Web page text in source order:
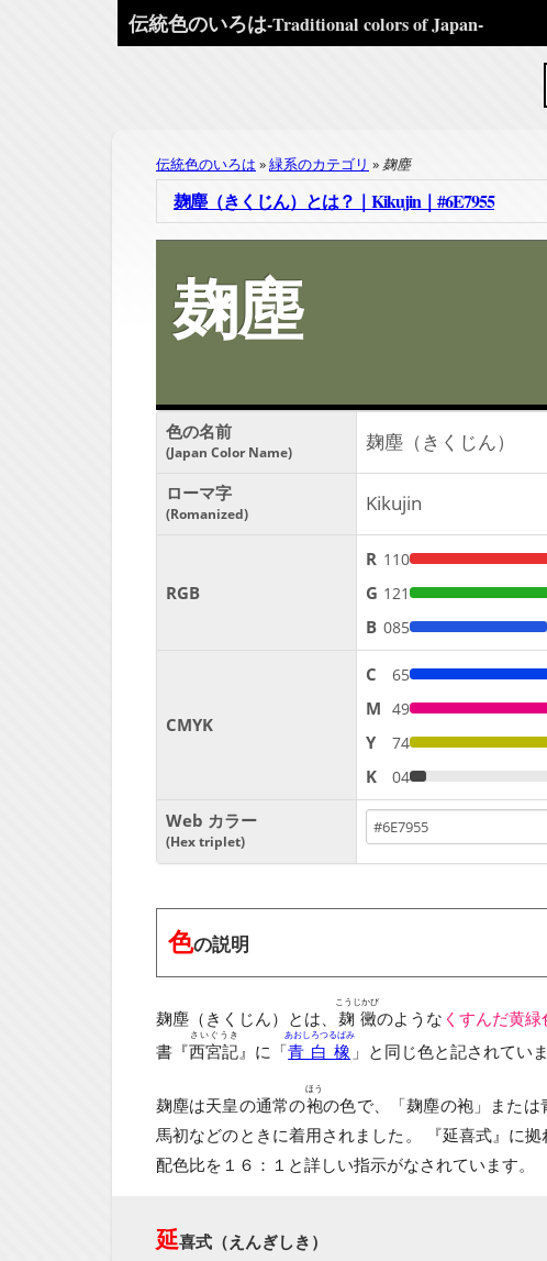
伝統色のいろは-Traditional colors of Japan-
伝統色のいろは 緑系のカテゴリ 麹塵
麹塵（きくじん）とは？｜Kikujin｜#6E7955
麹塵
色の名前
Japan Color Name 麹塵（きくじん）
ローマ字
Romanized Kikujin
RGB
R 110
G 121
B 085
CMYK
C 65
M 49
Y 74
K 04
Web カラー
Hex triplet
色の説明
麹塵（きくじん）とは、 麹黴
こうじかび
のような くすんだ黄緑
書『西宮記
さいぐうき
』に「青白橡
あおしろつるばみ
」と同じ色と記されていま
麹塵は天皇の通常の袍
ほう
の色で、「麹塵の袍」また
馬初などのときに着用されました。 『延喜式』に
配色比を１６：１と詳しい指示がなされています。
延喜式（えんぎしき）